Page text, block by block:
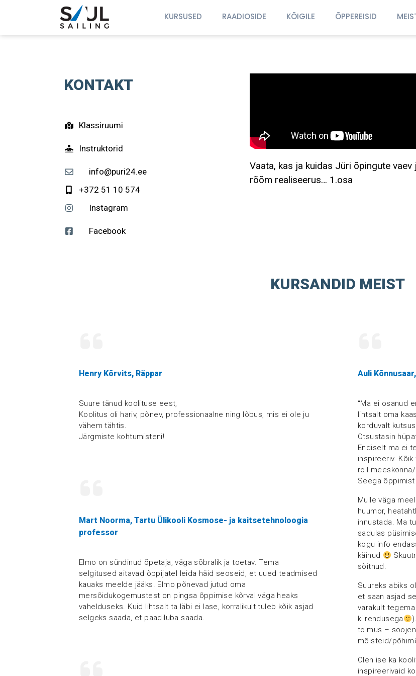
KURSUSED RAADIOSIDE KÕIGILE ÕPPEREISID
KONTAKT
Klassiruumi
Instruktorid
info@puri24.ee
+372 51 10 574
Instagram
Facebook
Vaata, kas ja kuidas Jüri õpingute vaev
rõõm realiseerus… 1.osa
KURSANDID MEIST
Henry Kõrvits, Räppar
Suure tänud koolituse eest,
Koolitus oli hariv, põnev, professionaalne ning lõbus, mis ei ole ju
vähem tähtis.
Järgmiste kohtumisteni!
Mart Noorma, Tartu Ülikooli Kosmose- ja kaitsetehnoloogia
professor
Elmo on sündinud õpetaja, väga sõbralik ja toetav. Tema
selgitused aitavad õppijatel leida häid seoseid, et uued teadmised
kauaks meelde jääks. Elmo põnevad jutud oma
mersõidukogemustest on pingsa õppimise kõrval väga heaks
vahelduseks. Kuid lihtsalt ta läbi ei lase, korralikult tuleb kõik asjad
selgeks saada, et paadiluba saada.
Auli
“Ma ei osanud
lihtsalt oma
korduvalt
Otsustasin
Endiselt ma ei
inspireeriv.
roll
Seega
Mulle väga
huumor,
innustada. Ma
sadulas
kogu info
käinud
sõitnud.
Suureks abiks
et saan asjad
varakult
kiirendusega
toimus –
mõisteid/
Olen ise ka
inspireerivaid